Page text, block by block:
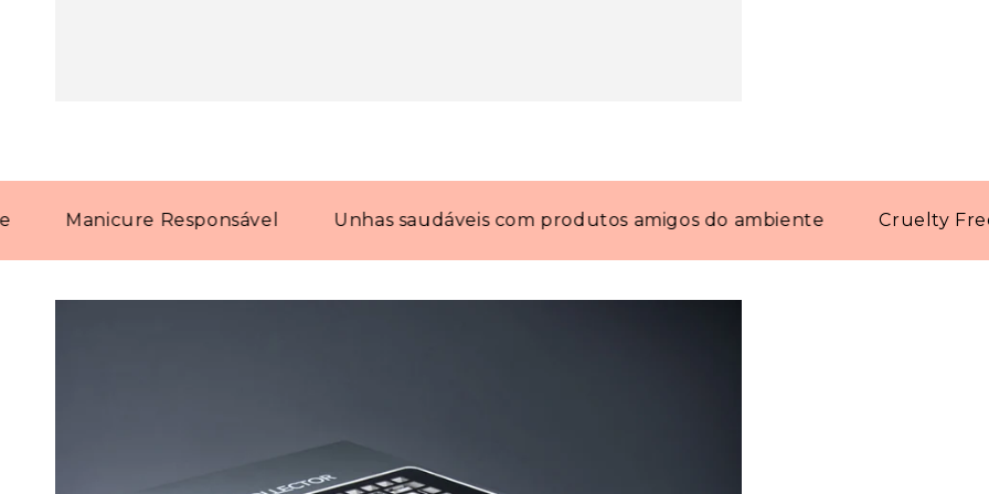
Manicure Responsável Unhas saudáveis com produtos amigos do ambiente Cruelty Free